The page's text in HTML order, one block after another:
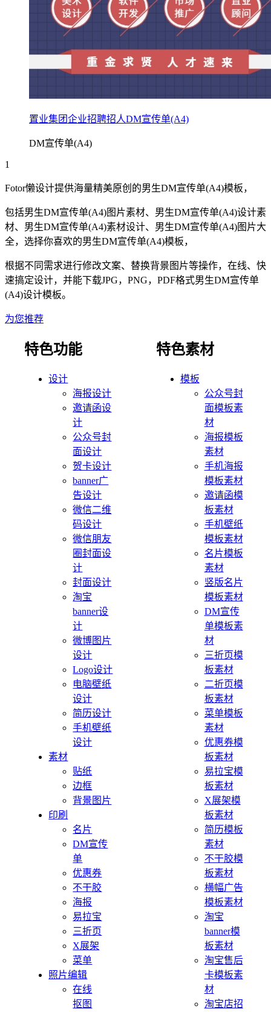
置业集团企业招聘招人DM宣传单(A4)
DM宣传单(A4)
1
Fotor懒设计提供海量精美原创的男生DM宣传单(A4)模板，
包括男生DM宣传单(A4)图片素材、 男生DM宣传单(A4)设计素
材、 男生DM宣传单(A4)素材设计、 男生DM宣传单(A4)图片大
全，选择你喜欢的男生DM宣传单(A4)模板，
根据不同需求进行修改文案、替换背景图片等操作，在线、快
速搞定设计，并能下载JPG，PNG，PDF格式男生DM宣传单
(A4)设计模板。
为您推荐
特色功能
设计
海报设计
邀请函设
计
公众号封
面设计
贺卡设计
banner广
告设计
微信二维
码设计
微信朋友
圈封面设
计
封面设计
淘宝
banner设
计
微博图片
设计
Logo设计
电脑壁纸
设计
简历设计
手机壁纸
设计
素材
贴纸
边框
背景图片
印刷
名片
DM宣传
单
优惠券
不干胶
海报
易拉宝
三折页
X展架
菜单
照片编辑
在线
抠图
特色素材
模板
公众号封
面模板素
材
海报模板
素材
手机海报
模板素材
邀请函模
板素材
手机壁纸
模板素材
名片模板
素材
竖版名片
模板素材
DM宣传
单模板素
材
三折页模
板素材
二折页模
板素材
菜单模板
素材
优惠券模
板素材
易拉宝模
板素材
X展架模
板素材
简历模板
素材
不干胶模
板素材
横幅广告
模板素材
淘宝
banner模
板素材
淘宝售后
卡模板素
材
淘宝店招